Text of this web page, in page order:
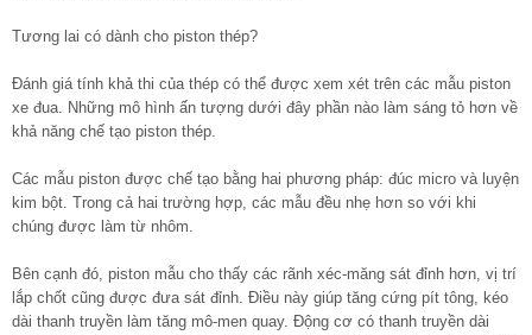
Tương lai có dành cho piston thép?
Đánh giá tính khả thi của thép có thể được xem xét trên các mẫu piston
xe đua. Những mô hình ấn tượng dưới đây phần nào làm sáng tỏ hơn về
khả năng chế tạo piston thép.
Các mẫu piston được chế tạo bằng hai phương pháp: đúc micro và luyện
kim bột. Trong cả hai trường hợp, các mẫu đều nhẹ hơn so với khi
chúng được làm từ nhôm.
Bên cạnh đó, piston mẫu cho thấy các rãnh xéc-măng sát đỉnh hơn, vị trí
lắp chốt cũng được đưa sát đỉnh. Điều này giúp tăng cứng pít tông, kéo
dài thanh truyền làm tăng mô-men quay. Động cơ có thanh truyền dài